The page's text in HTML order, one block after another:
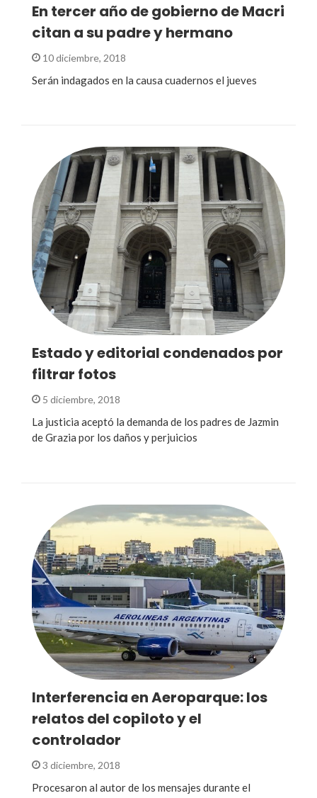
En tercer año de gobierno de Macri
citan a su padre y hermano
10 diciembre, 2018
Serán indagados en la causa cuadernos el jueves
Estado y editorial condenados por
filtrar fotos
5 diciembre, 2018
La justicia aceptó la demanda de los padres de Jazmin
de Grazia por los daños y perjuicios
Interferencia en Aeroparque: los
relatos del copiloto y el
controlador
3 diciembre, 2018
Procesaron al autor de los mensajes durante el